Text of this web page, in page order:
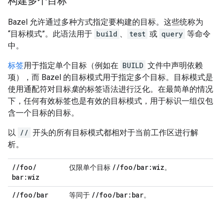
Bazel 允许通过多种方式指定要构建的目标。这些统称为
“目标模式”。此语法用于 build 、 test 或 query 等命令
中。
标签用于指定单个目标（例如在 BUILD 文件中声明依赖
项），而 Bazel 的目标模式用于指定多个目标。目标模式是
使用通配符对目标集的标签语法进行泛化。在最简单的情况
下，任何有效标签也是有效的目标模式，用于标识一组仅包
含一个目标的目标。
以 // 开头的所有目标模式都相对于当前工作区进行解
析。
//foo/
bar:wiz
仅限单个目标 //foo/bar:wiz。
//foo/bar 等同于 //foo/bar:bar。